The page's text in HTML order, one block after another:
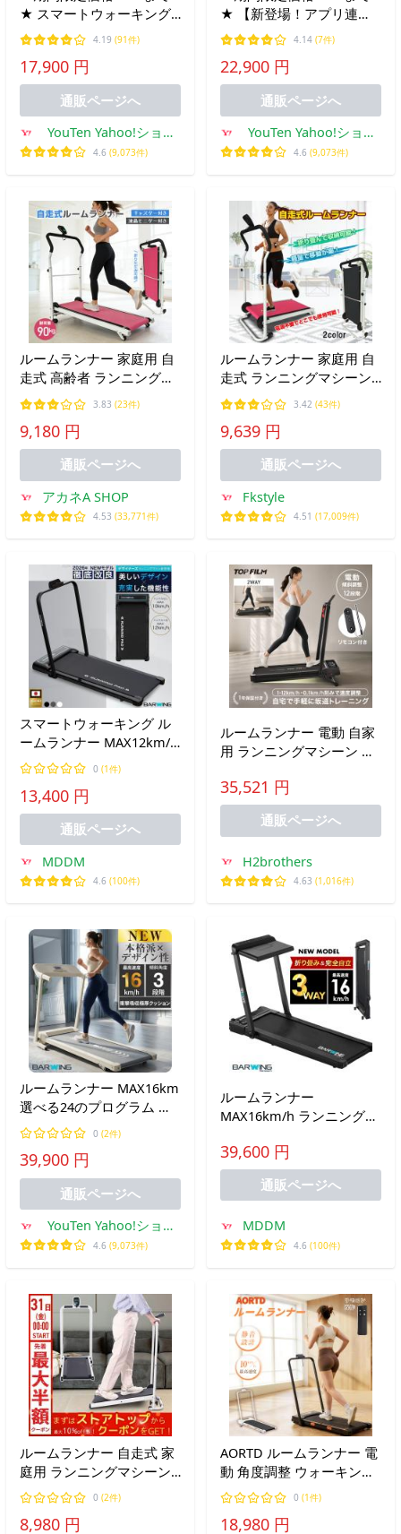
★ スマートウォーキング
ルームランナー
MAX12km/h ブラック ラ
ンニングマシン ウォーキ
ングマシン
4.19 (91件)
17,900 円
通販ページへ
YouTen Yahoo!ショッ
ピング店
4.6 (9,073件)
★ 【新登場！アプリ連
携】ランニングパット ル
ームランナー ハンドルあ
り MAX12km/h ランニン
グマシン ウォーキングマ
4.14 (7件)
22,900 円
通販ページへ
YouTen Yahoo!ショッ
ピング店
4.6 (9,073件)
ルームランナー 家庭用 自
走式 高齢者 ランニングマ
シーン トレッドミル ウォ
ーキングマシン 軽量 ラン
ニング ルームランナー折
り畳み 家庭用 家 自走 傾
斜 静音
3.83 (23件)
9,180 円
通販ページへ
アカネA SHOP
4.53 (33,771件)
ルームランナー 家庭用 自
走式 ランニングマシーン
高齢者 ウォーキングマシ
ン 折りたたみ 電源不要 ジ
ョギング トレーニング ダ
イエット器具 筋トレ 自宅
3.42 (43件)
9,639 円
通販ページへ
Fkstyle
4.51 (17,009件)
スマートウォーキング ル
ームランナー MAX12km/h
ブラック ランニングマシ
ン ウォーキングマシン
0 (1件)
13,400 円
通販ページへ
MDDM
4.6 (100件)
ルームランナー 電動 自家
用 ランニングマシーン 家
段階 自動調整 12km/h 静
音
35,521 円
通販ページへ
H2brothers
4.63 (1,016件)
ルームランナー MAX16km
選べる24のプログラム ト
レーニング 電動ルームラ
ンナー ランニングマシン
ランニングマシーン
0 (2件)
39,900 円
通販ページへ
YouTen Yahoo!ショッ
ピング店
4.6 (9,073件)
ルームランナー
MAX16km/h ランニングマ
ランニングマシーン トレ
ッドミル
39,600 円
通販ページへ
MDDM
4.6 (100件)
ルームランナー 自走式 家
庭用 ランニングマシーン
高齢者 ウォーキングマシ
ン 折りたたみ 電源不要 ジ
ョギング トレーニング ダ
0 (2件)
8,980 円
AORTD ルームランナー 電
動 角度調整 ウォーキング
マシン ランニングマシン
静音 時速1-10km/h フィッ
トネス ダイエット 健康器
0 (1件)
18,980 円